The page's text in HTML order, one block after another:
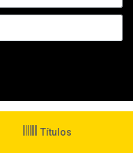
Títulos